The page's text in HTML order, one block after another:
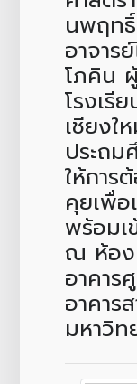
นพฤท
อาจา
โภคิน
โรงเรี
เชียงใ
ประถม
ให้การ
คุยเพื่
พร้อมเ
ณ ห้อง
อาคาร
อาคาร
มหาวิท